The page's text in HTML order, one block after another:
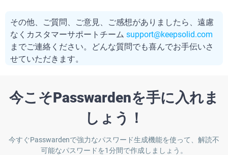
その他、ご質問、ご意見、ご感想がありましたら、遠慮
なくカスタマーサポートチーム support@keepsolid.com
までご連絡ください。どんな質問でも喜んでお手伝いさ
せていただきます。
今こそPasswardenを手に入れま
しょう！
今すぐPasswardenで強力なパスワード生成機能を使って、解読不
可能なパスワードを1分間で作成しましょう。